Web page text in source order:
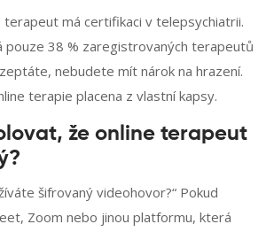
terapeut má certifikaci v telepsychiatrii.
pouze 38 % zaregistrovaných terapeutů
nebudete mít nárok na hrazení.
terapie placena z vlastní kapsy.
že online terapeut
šifrovaný videohovor?“ Pokud
Zoom nebo jinou platformu, která